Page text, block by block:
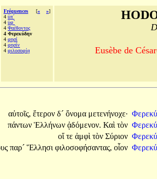
Fréquences [« »]
4 ὑπ´
4 ὑφ´
4 Φαέθοντος
4 Φερεκύδην
4 φησί
4 φησίν
4 φιλοσοφίᾳ Eusèbe de
αὐτοῖς, ἕτερον δ´ ὄνομα μετενήνοχε·
πάντων Ἑλλήνων ᾀδόμενον. Καὶ τὸν
οἵτε ἀμφὶ τὸν Σύριον
παρ´ Ἕλλησι φιλοσοφήσαντας, οἷον